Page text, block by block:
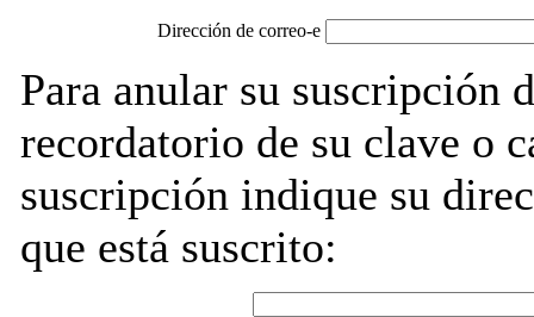
Dirección de correo-e
Para anular su suscripción
recordatorio de su clave o
suscripción indique su
que está suscrito: